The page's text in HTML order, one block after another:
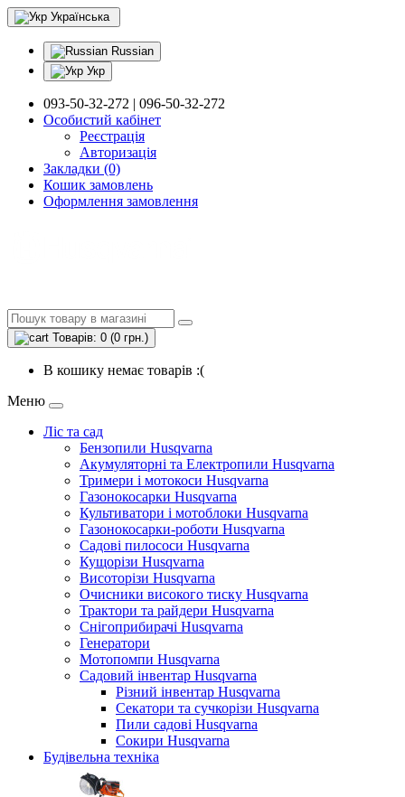
Українська
Russian
Укр
093-50-32-272 | 096-50-32-272
Особистий кабінет
Реєстрація
Авторизація
Закладки (0)
Кошик замовлень
Оформлення замовлення
Товарів: 0 (0 грн.)
В кошику немає товарів :(
Меню
Ліс та сад
Бензопили Husqvarna
Акумуляторні та Електропили Husqvarna
Тримери і мотокоси Husqvarna
Газонокосарки Husqvarna
Культиватори і мотоблоки Husqvarna
Газонокосарки-роботи Husqvarna
Садові пилососи Husqvarna
Кущорізи Husqvarna
Висоторізи Husqvarna
Очисники високого тиску Husqvarna
Трактори та райдери Husqvarna
Снігоприбирачі Husqvarna
Генератори
Мотопомпи Husqvarna
Садовий інвентар Husqvarna
Різний інвентар Husqvarna
Секатори та сучкорізи Husqvarna
Пили садові Husqvarna
Сокири Husqvarna
Будівельна техніка